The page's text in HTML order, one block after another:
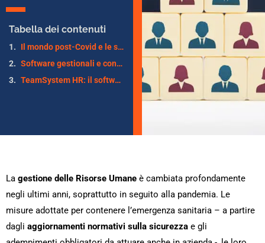
Tabella dei contenuti
Il mondo post-Covid e le sfide per i responsabili HR delle aziende
Software gestionali e conformità normative nell’HR: in regola con la legge, con più semplicità
TeamSystem HR: il software completo per la gestione delle risorse umane
La gestione delle Risorse Umane è cambiata profondamente
negli ultimi anni, soprattutto in seguito alla pandemia. Le
misure adottate per contenere l’emergenza sanitaria – a partire
dagli aggiornamenti normativi sulla sicurezza e gli